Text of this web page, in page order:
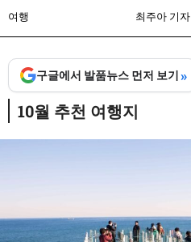
여행 최주아 기자
구글에서 발품뉴스 먼저 보기»
10월 추천 여행지